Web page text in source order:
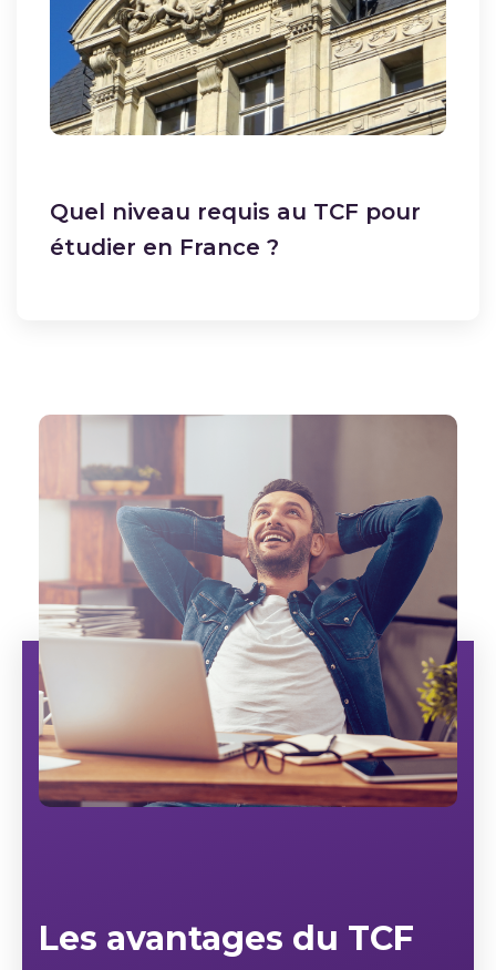
Quel niveau requis au TCF pour
étudier en France ?
Les avantages du TCF